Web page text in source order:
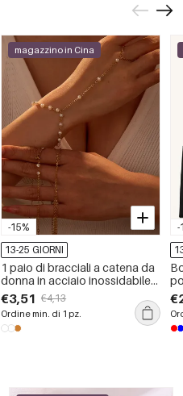
-15%
magazzino in Cina
13-25 GIORNI
1 paio di bracciali a catena da
donna in acciaio inossidabile
color oro, eleganti e semplici,
impermeabili
€3,51 €4,13
Ordine min. di 1 pz.
-